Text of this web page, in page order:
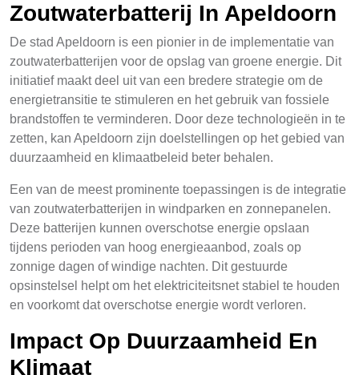
Zoutwaterbatterij In Apeldoorn
De stad Apeldoorn is een pionier in de implementatie van
zoutwaterbatterijen voor de opslag van groene energie. Dit
initiatief maakt deel uit van een bredere strategie om de
energietransitie te stimuleren en het gebruik van fossiele
brandstoffen te verminderen. Door deze technologieën in te
zetten, kan Apeldoorn zijn doelstellingen op het gebied van
duurzaamheid en klimaatbeleid beter behalen.
Een van de meest prominente toepassingen is de integratie
van zoutwaterbatterijen in windparken en zonnepanelen.
Deze batterijen kunnen overschotse energie opslaan
tijdens perioden van hoog energieaanbod, zoals op
zonnige dagen of windige nachten. Dit gestuurde
opsinstelsel helpt om het elektriciteitsnet stabiel te houden
en voorkomt dat overschotse energie wordt verloren.
Impact Op Duurzaamheid En
Klimaat